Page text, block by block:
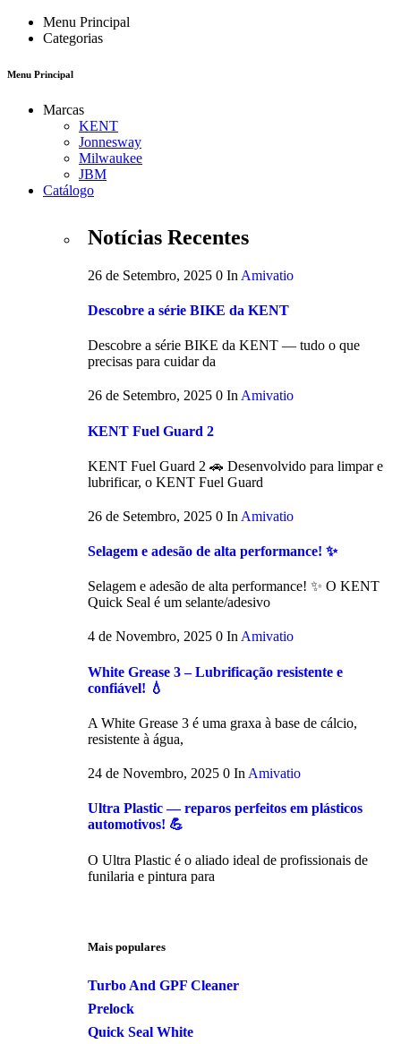
Menu Principal
Categorias
Menu Principal
Marcas
KENT
Jonnesway
Milwaukee
JBM
Catálogo
Notícias Recentes
26 de Setembro, 2025 0 In Amivatio
Descobre a série BIKE da KENT
Descobre a série BIKE da KENT — tudo o que
precisas para cuidar da
26 de Setembro, 2025 0 In Amivatio
KENT Fuel Guard 2
KENT Fuel Guard 2 🚗 Desenvolvido para limpar e
lubrificar, o KENT Fuel Guard
26 de Setembro, 2025 0 In Amivatio
Selagem e adesão de alta performance! ✨
Selagem e adesão de alta performance! ✨ O KENT
Quick Seal é um selante/adesivo
4 de Novembro, 2025 0 InAmivatio
White Grease 3 – Lubrificação resistente e
confiável! 💧
A White Grease 3 é uma graxa à base de cálcio,
resistente à água,
24 de Novembro, 2025 0 In Amivatio
Ultra Plastic — reparos perfeitos em plásticos
automotivos! 💪
O Ultra Plastic é o aliado ideal de profissionais de
funilaria e pintura para
Mais populares
Turbo And GPF Cleaner
Prelock
Quick Seal White